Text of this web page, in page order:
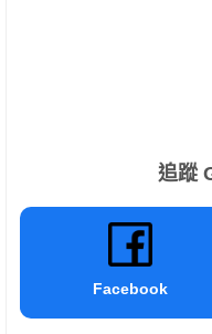
追蹤
Facebook